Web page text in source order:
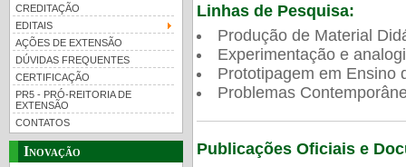
CREDITAÇÃO
EDITAIS
AÇÕES DE EXTENSÃO
DÚVIDAS FREQUENTES
CERTIFICAÇÃO
PR5 - PRÓ-REITORIA DE
EXTENSÃO
CONTATOS
Inovação
Linhas de Pesquisa:
Produção de Material
Experimentação e
Prototipagem em Ensino
Problemas
Publicações Oficiais e